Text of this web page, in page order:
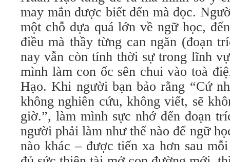
may mắn được biết đến mà đọc.
một chỗ dựa quá lớn về ngữ học,
điều mà thầy từng can ngăn (đoạn
nay vẫn còn tính thời sự trong lĩnh
mình làm con ốc sên chui vào toà
Hạo. Khi người bạn bảo rằng “Cứ
không nghiên cứu, không viết, sẽ
giờ.”, làm mình sực nhớ đến đoạn
người phải làm như thế nào để ngữ
nào khác – được tiến xa hơn sau